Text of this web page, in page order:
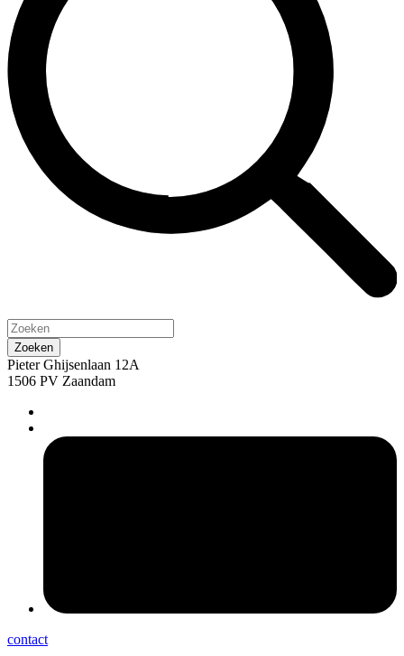
Pieter Ghijsenlaan 12A
1506 PV Zaandam
contact